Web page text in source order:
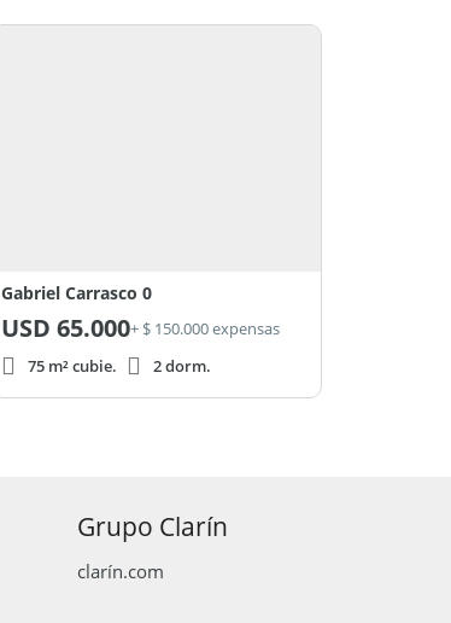
Gabriel Carrasco 0
USD 65.000+ $ 150.000 expensas
75 m² cubie.
2 dorm.
Grupo Clarín
clarín.com